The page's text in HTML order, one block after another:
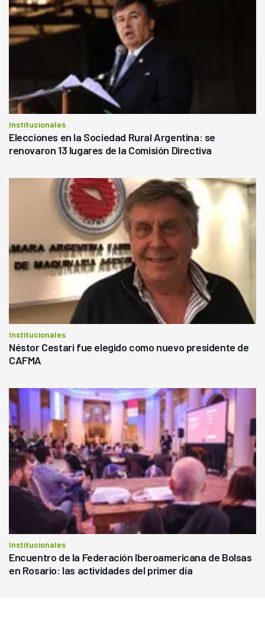
Institucionales
Elecciones en la Sociedad Rural Argentina: se
renovaron 13 lugares de la Comisión Directiva
Institucionales
Néstor Cestari fue elegido como nuevo presidente de
CAFMA
Institucionales
Encuentro de la Federación Iberoamericana de Bolsas
en Rosario: las actividades del primer día